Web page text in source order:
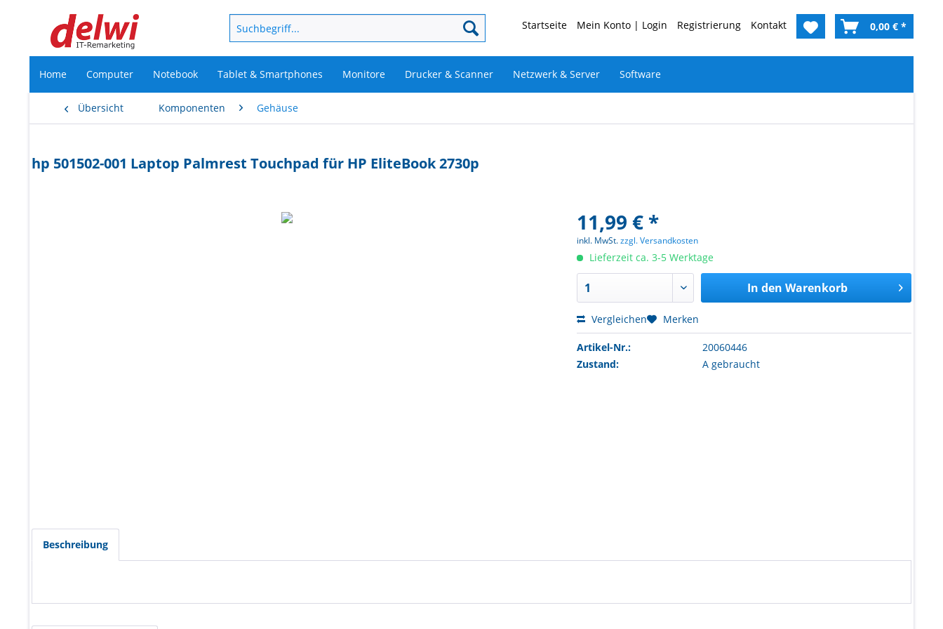
Startseite Mein Konto | Login Registrierung Kontakt 0,00 € *
Home Computer Notebook Tablet & Smartphones Monitore Drucker & Scanner Netzwerk & Server Software
Übersicht Komponenten Gehäuse
hp 501502-001 Laptop Palmrest Touchpad für HP EliteBook 2730p
11,99 € *
inkl. MwSt.zzgl. Versandkosten
Lieferzeit ca. 3-5 Werktage
In den Warenkorb
Vergleichen Merken
Artikel-Nr.:
20060446
Zustand:
A gebraucht
Beschreibung